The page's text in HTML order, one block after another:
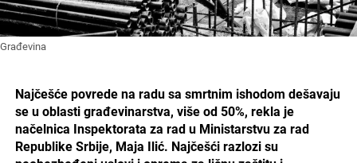
Građevina
Najčešće povrede na radu sa smrtnim ishodom dešavaju
se u oblasti građevinarstva, više od 50%, rekla je
načelnica Inspektorata za rad u Ministarstvu za rad
Republike Srbije, Maja Ilić. Najčešći razlozi su